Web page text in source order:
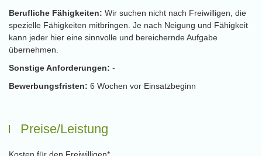
Berufliche Fähigkeiten: Wir suchen nicht nach Freiwilligen, die
spezielle Fähigkeiten mitbringen. Je nach Neigung und Fähigkeit
kann jeder hier eine sinnvolle und bereichernde Aufgabe
übernehmen.
Sonstige Anforderungen: -
Bewerbungsfristen: 6 Wochen vor Einsatzbeginn
Preise/Leistung